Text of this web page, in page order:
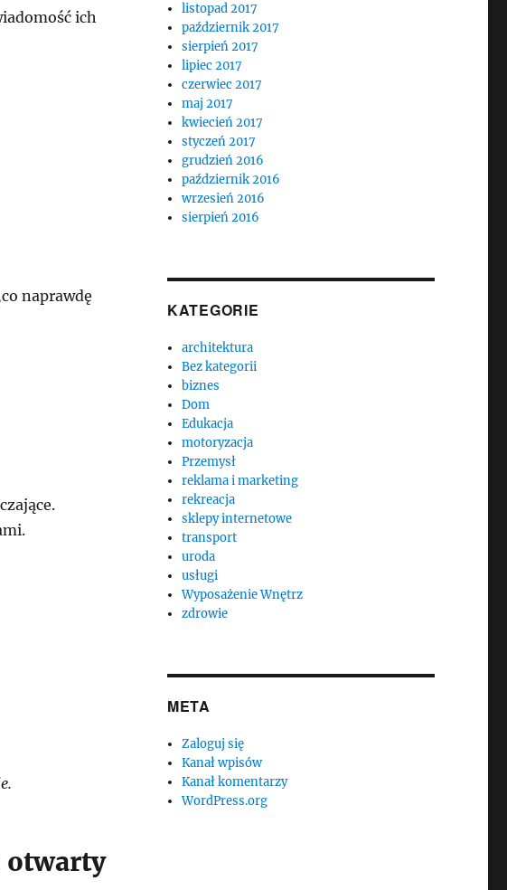
ich
naprawdę
otwarty
listopad 2017
październik 2017
sierpień 2017
lipiec 2017
czerwiec 2017
maj 2017
kwiecień 2017
styczeń 2017
grudzień 2016
październik 2016
wrzesień 2016
sierpień 2016
KATEGORIE
architektura
Bez kategorii
biznes
Dom
Edukacja
motoryzacja
Przemysł
reklama i marketing
rekreacja
sklepy internetowe
transport
uroda
usługi
Wyposażenie Wnętrz
zdrowie
META
Zaloguj się
Kanał wpisów
Kanał komentarzy
WordPress.org